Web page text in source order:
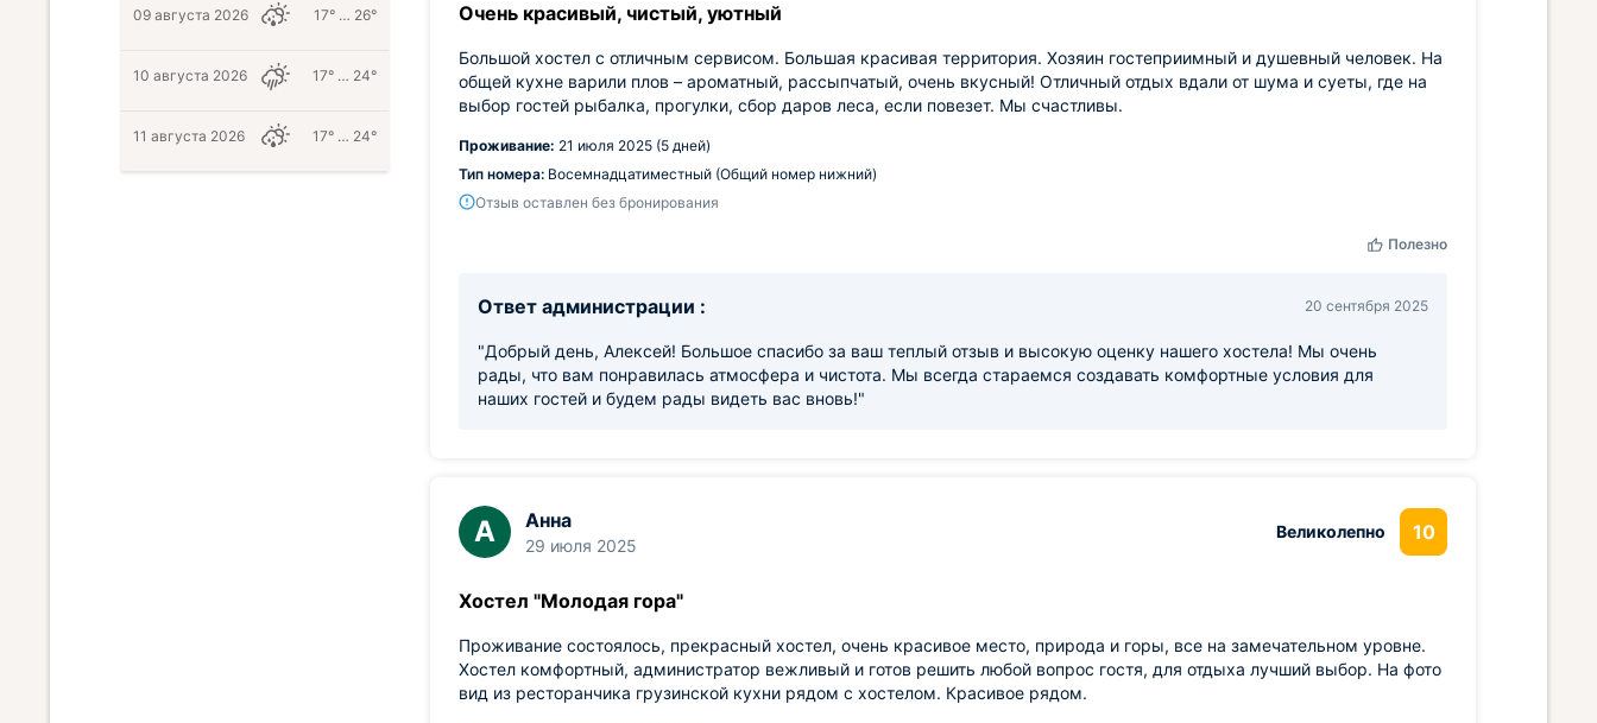
Очень красивый, чистый, уютный
Большой хостел с отличным сервисом. Большая красивая территория. Хозяин гостеприимный и душевный человек. На
общей кухне варили плов – ароматный, рассыпчатый, очень вкусный! Отличный отдых вдали от шума и суеты, где на
выбор гостей рыбалка, прогулки, сбор даров леса, если повезет. Мы счастливы.
Проживание: 21 июля 2025 (5 дней)
Тип номера: Восемнадцатиместный (Общий номер нижний)
Отзыв оставлен без бронирования
Полезно
Ответ администрации : 20 сентября 2025
"Добрый день, Алексей! Большое спасибо за ваш теплый отзыв и высокую оценку нашего хостела! Мы очень
рады, что вам понравилась атмосфера и чистота. Мы всегда стараемся создавать комфортные условия для
наших гостей и будем рады видеть вас вновь!"
А Анна
29 июля 2025
Великолепно 10
Хостел "Молодая гора"
Проживание состоялось, прекрасный хостел, очень красивое место, природа и горы, все на замечательном уровне.
Хостел комфортный, администратор вежливый и готов решить любой вопрос гостя, для отдыха лучший выбор. На фото
вид из ресторанчика грузинской кухни рядом с хостелом. Красивое рядом.
09 августа 2026 17° … 26°
10 августа 2026 17° … 24°
11 августа 2026 17° … 24°